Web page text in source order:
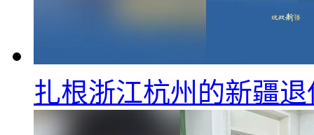
扎根浙江杭州的新疆